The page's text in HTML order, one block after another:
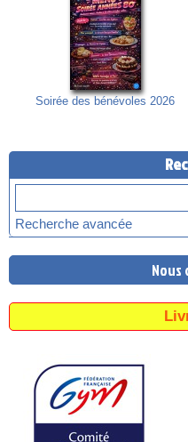
Soirée des bénévoles 2026
Recherche avancée